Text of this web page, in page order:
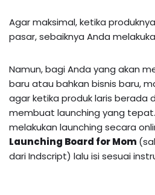
Agar maksimal, ketika
pasar, sebaiknya Anda
Namun, bagi Anda yang akan
baru atau bahkan bisnis baru,
agar ketika produk laris berada
membuat launching yang tepat.
melakukan launching secara
Launching Board for Mom
dari Indscript) lalu isi sesuai